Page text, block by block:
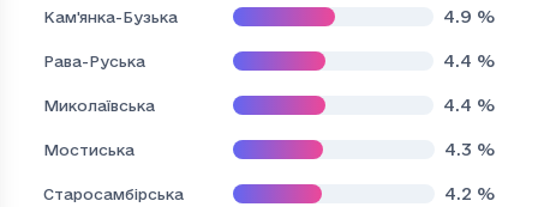
Кам'янка-Бузька 4.9 %
Рава-Руська 4.4 %
Миколаївська 4.4 %
Мостиська 4.3 %
Старосамбірська 4.2 %